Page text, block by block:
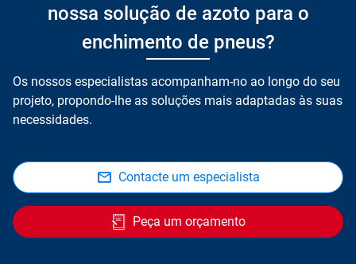
nossa solução de azoto para o
enchimento de pneus?
Os nossos especialistas acompanham-no ao longo do seu
projeto, propondo-lhe as soluções mais adaptadas às suas
necessidades.
Contacte um especialista
Peça um orçamento